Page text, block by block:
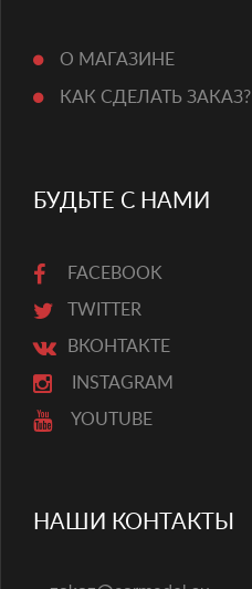
О МАГАЗИНЕ
КАК СДЕЛАТЬ ЗАКАЗ?
БУДЬТЕ С НАМИ
FACEBOOK
TWITTER
ВКОНТАКТЕ
INSTAGRAM
YOUTUBE
НАШИ КОНТАКТЫ